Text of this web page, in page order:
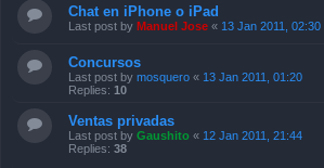
Chat en iPhone o iPad
Last post by Manuel Jose « 13 Jan 2011, 02:30
Concursos
Last post by mosquero « 13 Jan 2011, 01:20
Replies: 10
Ventas privadas
Last post by Gaushito « 12 Jan 2011, 21:44
Replies: 38